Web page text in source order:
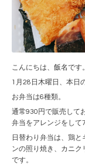
こんにちは、飯名です。
1月28日木曜日、本日
お弁当は6種類。
通常930円で販売して
弁当をアレンジをして
日替わり弁当は、鶏
ンの照り焼き、カニク
です。